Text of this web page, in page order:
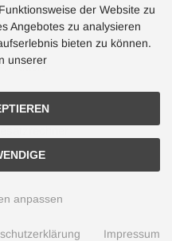
der Website zu
Angebotes zu analysieren
bieten zu können.
unserer
anpassen
Impressum